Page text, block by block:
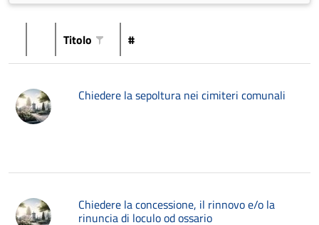
Titolo #
Chiedere la sepoltura nei cimiteri comunali
Chiedere la concessione, il rinnovo e/o la
rinuncia di loculo od ossario